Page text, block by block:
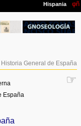
Historia General de España
☞
España